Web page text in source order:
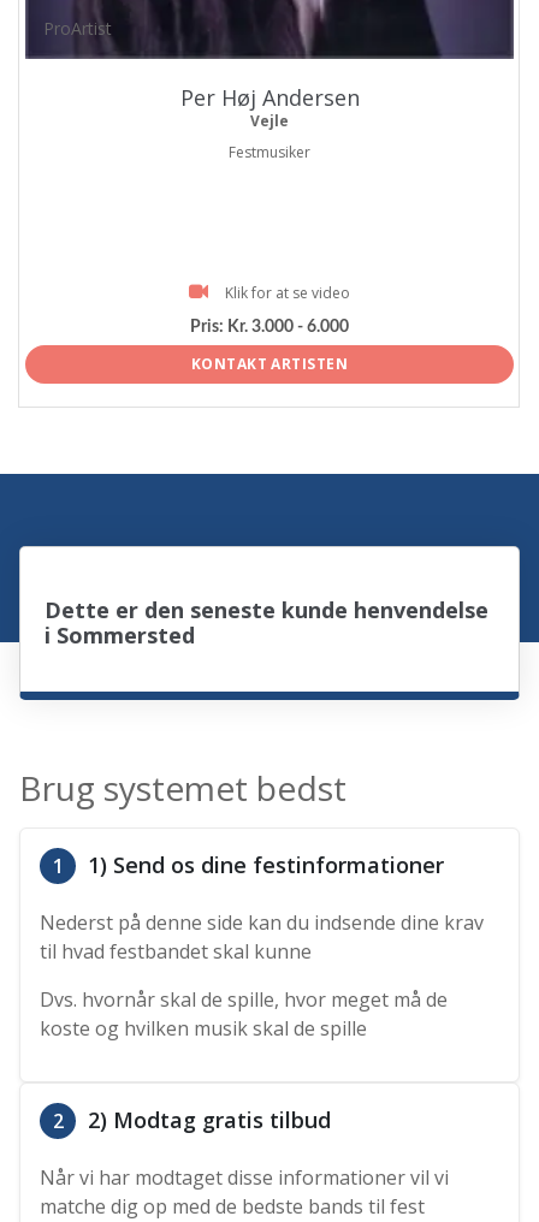
ProArtist
Per Høj Andersen
Vejle
Festmusiker
Klik for at se video
Pris: Kr. 3.000 - 6.000
KONTAKT ARTISTEN
Dette er den seneste kunde henvendelse
i Sommersted
Brug systemet bedst
1 1) Send os dine festinformationer
Nederst på denne side kan du indsende dine krav
til hvad festbandet skal kunne
Dvs. hvornår skal de spille, hvor meget må de
koste og hvilken musik skal de spille
2 2) Modtag gratis tilbud
Når vi har modtaget disse informationer vil vi
matche dig op med de bedste bands til fest